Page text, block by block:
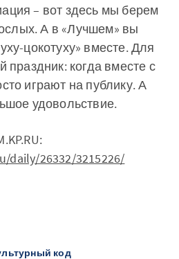
– вот здесь мы берем
А в «Лучшем» вы
цокотуху» вместе. Для
праздник: когда вместе с
играют на публику. А
удовольствие.
daily/26332/3215226/
код